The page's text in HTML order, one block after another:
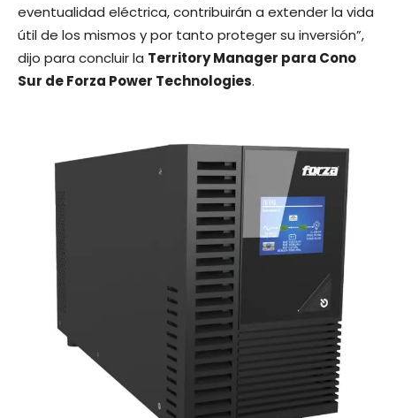
eventualidad eléctrica, contribuirán a extender la vida
útil de los mismos y por tanto proteger su inversión”,
dijo para concluir la Territory Manager para Cono
Sur de Forza Power Technologies.